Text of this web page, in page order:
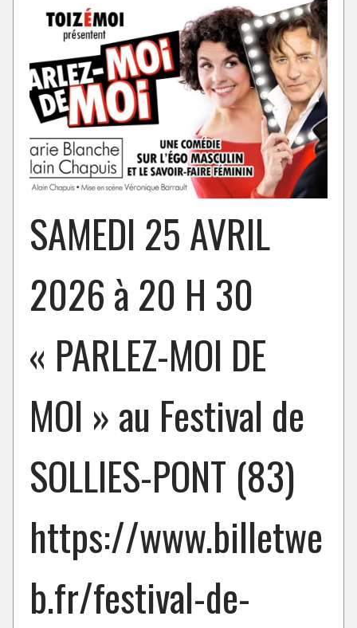
SAMEDI 25 AVRIL
2026 à 20 H 30
« PARLEZ-MOI DE
MOI » au Festival de
SOLLIES-PONT (83)
https://www.billetwe
b.fr/festival-de-